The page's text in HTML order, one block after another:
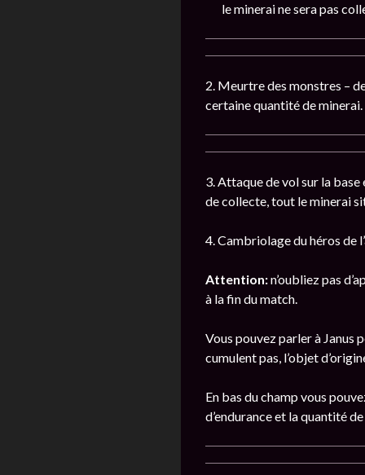
le minerai ne sera pas
2. Meurtre des monstres –
certaine quantité de minerai.
3. Attaque de vol sur la base
de collecte, tout le minerai
4. Cambriolage du héros de
Attention:n’oubliez pas
à la fin du match.
Vous pouvez parler à Janus
cumulent pas, l’objet
En bas du champ vous
d’endurance et la quantité